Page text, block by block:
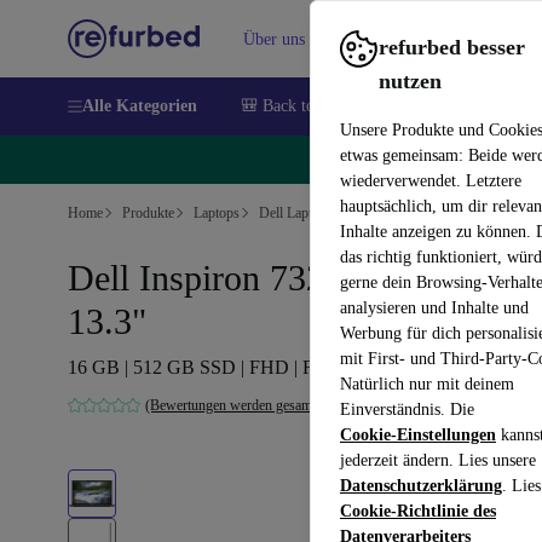
refurbed besser
nutzen
Unsere Produkte und
etwas gemeinsam: Beide
wiederverwendet. Letztere
hauptsächlich, um dir
Inhalte anzeigen zu können.
das richtig funktioniert,
gerne dein Browsing-
analysieren und Inhalte und
Werbung für dich
mit First- und Third-Party-
Natürlich nur mit deinem
Einverständnis. Die
Cookie-Einstellungen
jederzeit ändern. Lies unsere
Datenschutzerklärung.
Cookie-Richtlinie des
Datenverarbeiters
Über uns Verkaufen Hilfe
Alle Kategorien 🎒 Back to school
Home Produkte Laptops Dell Laptops
Dell Inspiron 7320 | i7-1165G7 |
13.3"
16 GB | 512 GB SSD | FHD | FP | Win 11 Pro | DE
(Bewertungen werden gesammelt)